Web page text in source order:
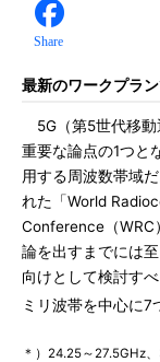
Share
最新のワークプラ
5G（第5世代移動
重要な論点の1つと
用する周波数帯域
れた「World
Conference（WRC
論を出すまでには
向けとして検討す
ミリ波帯を中心に7
＊）24.25～27.5GHz